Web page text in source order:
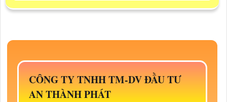
CÔNG TY TNHH TM-DV ĐẦU TƯ
AN THÀNH PHÁT